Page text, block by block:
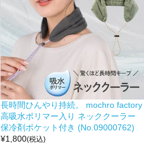
長時間ひんやり持続。 mochro factory
高吸水ポリマー入り ネッククーラー
保冷剤ポケット付き (No.09000762)
¥1,800(税込)